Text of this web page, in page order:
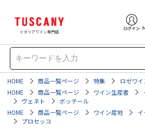
イタリアワイン専門店
HOME 商品一覧ページ 特集
ロゼワイ
HOME
商品一覧ページ ワイン生産者
ヴェネト
ボッテール
HOME
商品一覧ページ ワイン産地
プロセッコ